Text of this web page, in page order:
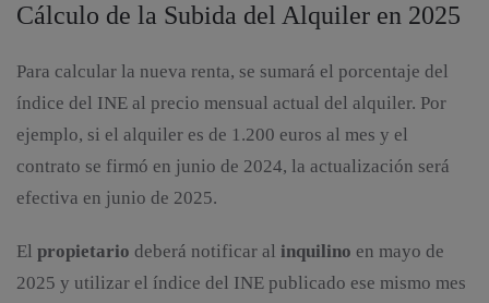
Cálculo de la Subida del Alquiler en 2025
Para calcular la nueva renta, se sumará el porcentaje del
índice del INE al precio mensual actual del alquiler. Por
ejemplo, si el alquiler es de 1.200 euros al mes y el
contrato se firmó en junio de 2024, la actualización será
efectiva en junio de 2025.
El propietario deberá notificar al inquilino en mayo de
2025 y utilizar el índice del INE publicado ese mismo mes